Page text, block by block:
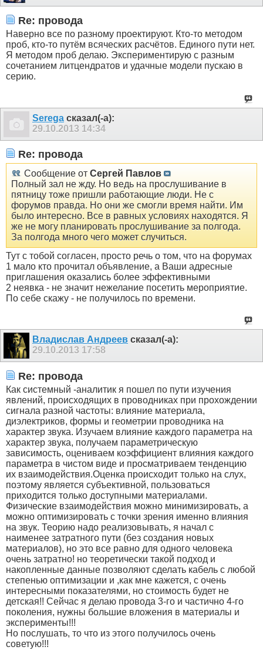
Re: провода
Наверно все по разному проектируют. Кто-то методом
проб, кто-то путём всяческих расчётов. Единого пути нет.
Я методом проб делаю. Экспериментирую с разным
сочетанием литцендратов и удачные модели пускаю в
серию.
Serega сказал(-а):
29.10.2013 14:34
Re: провода
Сообщение от Сергей Павлов
Полный зал не жду. Но ведь на прослушивание в
пятницу тоже пришли работающие люди. Не с
форумов правда. Но они же смогли время найти. Им
было интересно. Все в равных условиях находятся. Я
же не могу планировать прослушивание за полгода.
За полгода много чего может случиться.
Тут с тобой согласен, просто речь о том, что на форумах
1 мало кто прочитал объявление, а Ваши адресные
приглашения оказались более эффективными
2 неявка - не значит нежелание посетить мероприятие.
По себе скажу - не получилось по времени.
Владислав Андреев сказал(-а):
29.10.2013 17:58
Re: провода
Как системный -аналитик я пошел по пути изучения
явлений, происходящих в проводниках при прохождении
сигнала разной частоты: влияние материала,
диэлектриков, формы и геометрии проводника на
характер звука. Изучаем влияние каждого параметра на
характер звука, получаем параметрическую
зависимость, оцениваем коэффициент влияния каждого
параметра в чистом виде и просматриваем тенденцию
их взаимодействия.Оценка происходит только на слух,
поэтому является субъективной, пользоваться
приходится только доступными материалами.
Физические взаимодействия можно минимизировать, а
можно оптимизировать с точки зрения именно влияния
на звук. Теорию надо реализовывать, я начал с
наименее затратного пути (без создания новых
материалов), но это все равно для одного человека
очень затратно! но теоретически такой подход и
накопленные данные позволяют сделать кабель с любой
степенью оптимизации и ,как мне кажется, с очень
интересными показателями, но стоимость будет не
детская!! Сейчас я делаю провода 3-го и частично 4-го
поколения, нужны большие вложения в материалы и
эксперименты!!!
Но послушать, то что из этого получилось очень
советую!!!